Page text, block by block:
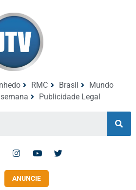
RMC Brasil
Mundo
Publicidade Legal
ANUNCIE